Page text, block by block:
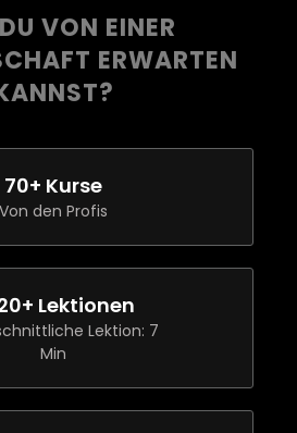
VON EINER
ERWARTEN
70+ Kurse
Von den Profis
+ Lektionen
Lektion: 7
Min